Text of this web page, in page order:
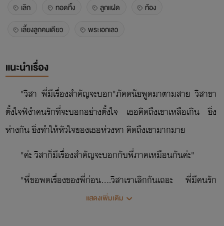
เลิก ทอดทิ้ง ลูกแฝด
ท้อง
เลี้ยงลูกคนเดียว
พระเอกเลว
แนะนำเรื่อง
"วิสา พี่มีเรื่องสำคัญจะบอก"ภัคดนัยพูดมาตามสาย วิสาขา
ตั้งใจฟังำคนรักที่จะบอกอย่างตั้งใจ เธอคิดถึงเขาเหลือเกิน ยิ่ง
ห่างกัน ยิ่งทำให้หัวใจของเธอห่วงหา คิดถึงเขามากมาย
"ค่ะ วิสาก็มีเรื่องสำคัญจะบอกกับพี่ภาคเหมือนกันค่ะ"
"พี่ขอพูดเรื่องของพี่ก่อน....วิสาเราเลิกกันเถอะ พี่มีคนรัก
ใหม่ พี่รักเธอคนนั้น พี่ขอโทษนะ"คำพูดที่เขาพูออกมามีันเหมือน
แสดงเพิ่มเติม